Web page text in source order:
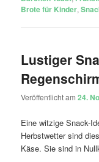
Brote für Kinder,
Lustiger
Veröffentlicht am24.
Eine witzige Snack-
Herbstwetter sind
Käse. Sie sind in